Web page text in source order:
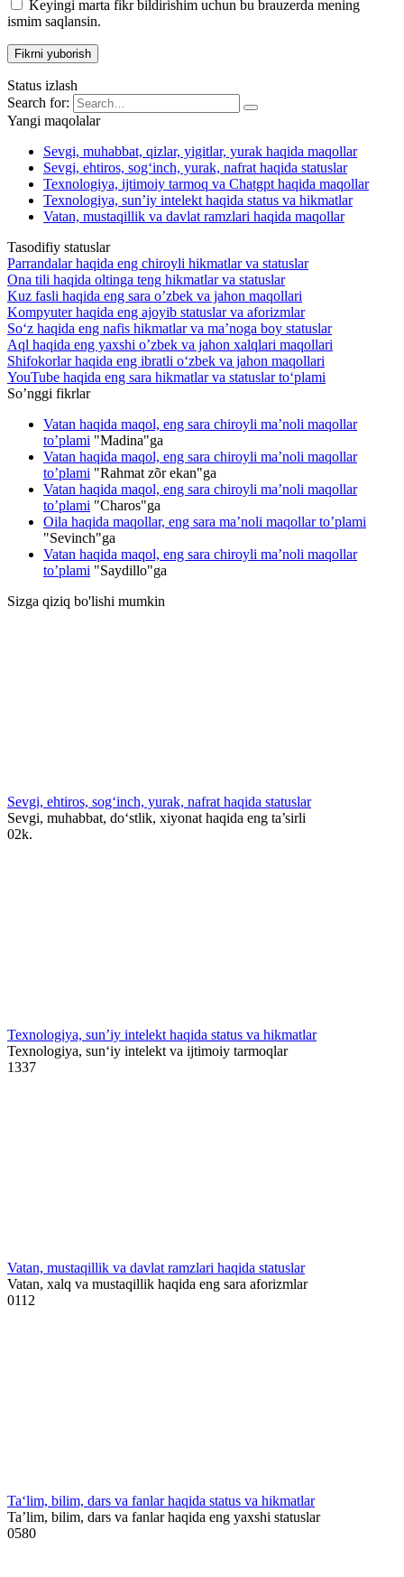
Keyingi marta fikr bildirishim uchun bu brauzerda mening
ismim saqlansin.
Status izlash
Search for:
Yangi maqolalar
Sevgi, muhabbat, qizlar, yigitlar, yurak haqida maqollar
Sevgi, ehtiros, sog‘inch, yurak, nafrat haqida statuslar
Texnologiya, ijtimoiy tarmoq va Chatgpt haqida maqollar
Texnologiya, sun’iy intelekt haqida status va hikmatlar
Vatan, mustaqillik va davlat ramzlari haqida maqollar
Tasodifiy statuslar
Parrandalar haqida eng chiroyli hikmatlar va statuslar
Ona tili haqida oltinga teng hikmatlar va statuslar
Kuz fasli haqida eng sara o’zbek va jahon maqollari
Kompyuter haqida eng ajoyib statuslar va aforizmlar
So‘z haqida eng nafis hikmatlar va ma’noga boy statuslar
Aql haqida eng yaxshi o’zbek va jahon xalqlari maqollari
Shifokorlar haqida eng ibratli o‘zbek va jahon maqollari
YouTube haqida eng sara hikmatlar va statuslar to‘plami
So’nggi fikrlar
Vatan haqida maqol, eng sara chiroyli ma’noli maqollar
to’plami "Madina"ga
Vatan haqida maqol, eng sara chiroyli ma’noli maqollar
to’plami "Rahmat zõr ekan"ga
Vatan haqida maqol, eng sara chiroyli ma’noli maqollar
to’plami "Charos"ga
Oila haqida maqollar, eng sara ma’noli maqollar to’plami
"Sevinch"ga
Vatan haqida maqol, eng sara chiroyli ma’noli maqollar
to’plami "Saydillo"ga
Sizga qiziq bo'lishi mumkin
Sevgi, ehtiros, sog‘inch, yurak, nafrat haqida statuslar
Sevgi, muhabbat, do‘stlik, xiyonat haqida eng ta’sirli
02k.
Texnologiya, sun’iy intelekt haqida status va hikmatlar
Texnologiya, sun‘iy intelekt va ijtimoiy tarmoqlar
1337
Vatan, mustaqillik va davlat ramzlari haqida statuslar
Vatan, xalq va mustaqillik haqida eng sara aforizmlar
0112
Ta‘lim, bilim, dars va fanlar haqida status va hikmatlar
Ta’lim, bilim, dars va fanlar haqida eng yaxshi statuslar
0580